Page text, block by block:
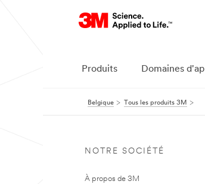
Produits Domaines
Belgique Tous les produits 3M
NOTRE SOCIÉTÉ
À propos de 3M